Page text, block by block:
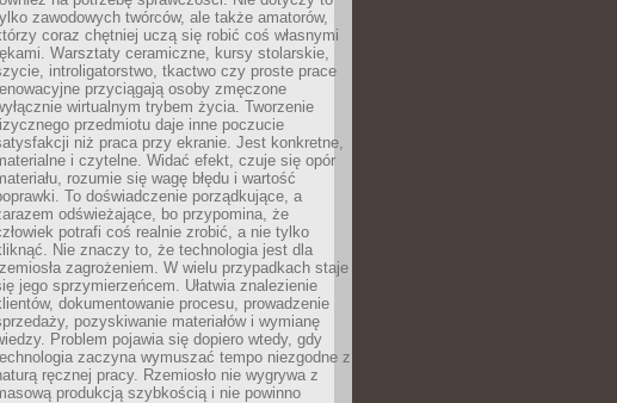
zawodowych twórców, ale także amatorów,
coraz chętniej uczą się robić coś własnymi
Warsztaty ceramiczne, kursy stolarskie,
introligatorstwo, tkactwo czy proste prace
przyciągają osoby zmęczone
wirtualnym trybem życia. Tworzenie
przedmiotu daje inne poczucie
niż praca przy ekranie. Jest konkretne,
i czytelne. Widać efekt, czuje się opór
rozumie się wagę błędu i wartość
To doświadczenie porządkujące, a
odświeżające, bo przypomina, że
potrafi coś realnie zrobić, a nie tylko
Nie znaczy to, że technologia jest dla
zagrożeniem. W wielu przypadkach staje
jego sprzymierzeńcem. Ułatwia znalezienie
dokumentowanie procesu, prowadzenie
pozyskiwanie materiałów i wymianę
Problem pojawia się dopiero wtedy, gdy
zaczyna wymuszać tempo niezgodne z
ręcznej pracy. Rzemiosło nie wygrywa z
produkcją szybkością i nie powinno